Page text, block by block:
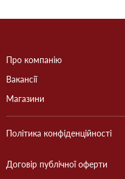
Про компанію
Вакансії
Магазини
Політика конфіденційності
Договір публічної оферти